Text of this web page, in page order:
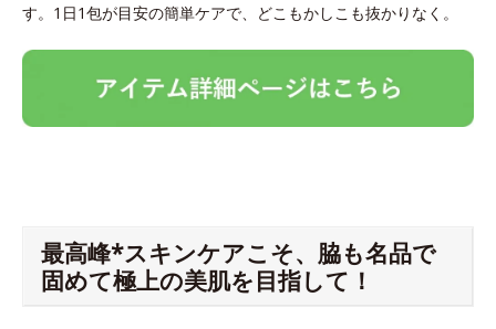
す。1日1包が目安の簡単ケアで、どこもかしこも抜かりなく。
最高峰*スキンケアこそ、脇も名品で
固めて極上の美肌を目指して！